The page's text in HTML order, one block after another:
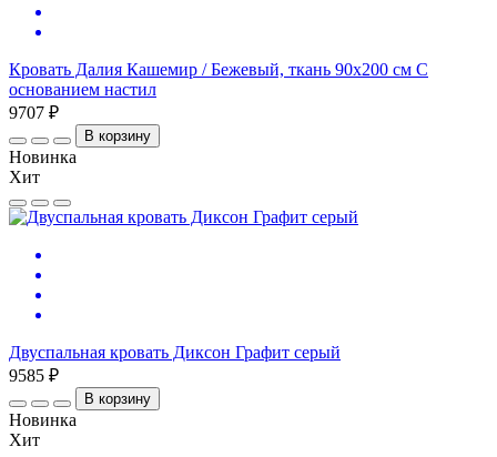
Кровать Далия Кашемир / Бежевый, ткань 90х200 см С
основанием настил
9707 ₽
В корзину
Новинка
Хит
Двуспальная кровать Диксон Графит серый
9585 ₽
В корзину
Новинка
Хит